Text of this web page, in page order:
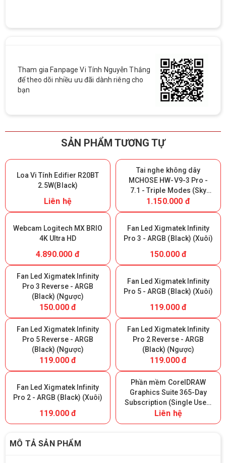
Tham gia Fanpage Vi Tính Nguyễn Thắng
để theo dõi nhiều ưu đãi dành riêng cho
bạn
SẢN PHẨM TƯƠNG TỰ
Loa Vi Tính Edifier R20BT
2.5W(Black)
Liên hệ
Tai nghe không dây
MCHOSE HW-V9-3 Pro -
7.1 - Triple Modes (Sky
White) (Giữ lại Box để bảo
hành)
1.150.000 đ
Webcam Logitech MX BRIO
4K Ultra HD
4.890.000 đ
Fan Led Xigmatek Infinity
Pro 3 - ARGB (Black) (Xuôi)
150.000 đ
Fan Led Xigmatek Infinity
Pro 3 Reverse - ARGB
(Black) (Ngược)
150.000 đ
Fan Led Xigmatek Infinity
Pro 5 - ARGB (Black) (Xuôi)
119.000 đ
Fan Led Xigmatek Infinity
Pro 5 Reverse - ARGB
(Black) (Ngược)
119.000 đ
Fan Led Xigmatek Infinity
Pro 2 Reverse - ARGB
(Black) (Ngược)
119.000 đ
Fan Led Xigmatek Infinity
Pro 2 - ARGB (Black) (Xuôi)
119.000 đ
Phần mềm CorelDRAW
Graphics Suite 365-Day
Subscription (Single User)
- 365 ngày
Liên hệ
MÔ TẢ SẢN PHẨM